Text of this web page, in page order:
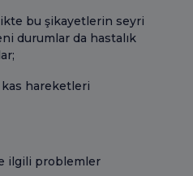
bu şikayetlerin seyri
durumlar da hastalık
kas hareketleri
ilgili problemler